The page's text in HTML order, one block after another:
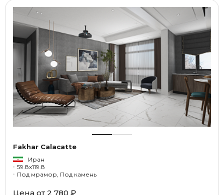
Fakhar Calacatte
Иран
59.8x119.8
Под мрамор, Под камень
Цена от 2 780 ₽